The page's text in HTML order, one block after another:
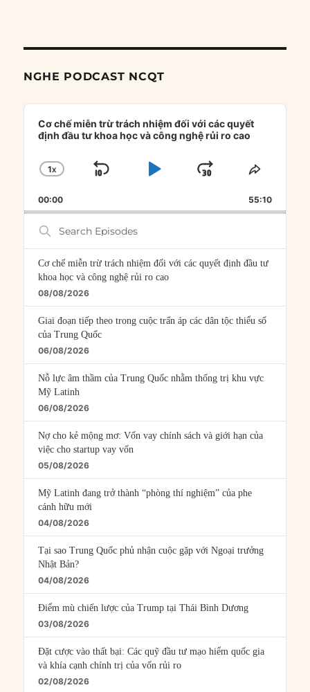
NGHE PODCAST NCQT
Audio
Player
Cơ chế miễn trừ trách nhiệm đối với các quyết
định đầu tư khoa học và công nghệ rủi ro cao
CHANGE
RATE
1X
SKIP
PLAYJUMP
FORWARD
SHARE
00:00 55:10
Search
Episodes
Cơ chế miễn trừ trách nhiệm đối với các quyết định đầu tư
khoa học và công nghệ rủi ro cao
08/08/2026
Giai đoạn tiếp theo trong cuộc trấn áp các dân tộc thiểu số
của Trung Quốc
06/08/2026
Nỗ lực âm thầm của Trung Quốc nhằm thống trị khu vực
Mỹ Latinh
06/08/2026
Nợ cho kẻ mộng mơ: Vốn vay chính sách và giới hạn của
việc cho startup vay vốn
05/08/2026
Mỹ Latinh đang trở thành “phòng thí nghiệm” của phe
cánh hữu mới
04/08/2026
Tại sao Trung Quốc phủ nhận cuộc gặp với Ngoại trưởng
Nhật Bản?
04/08/2026
Điểm mù chiến lược của Trump tại Thái Bình Dương
03/08/2026
Đặt cược vào thất bại: Các quỹ đầu tư mạo hiểm quốc gia
và khía cạnh chính trị của vốn rủi ro
02/08/2026